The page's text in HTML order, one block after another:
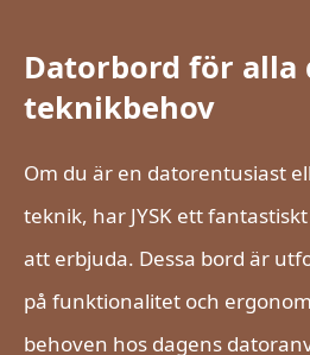
Datorbord för alla
teknikbehov
Om du är en datorentusiast
teknik, har JYSK ett
att erbjuda. Dessa bord är
på funktionalitet och
behoven hos dagens